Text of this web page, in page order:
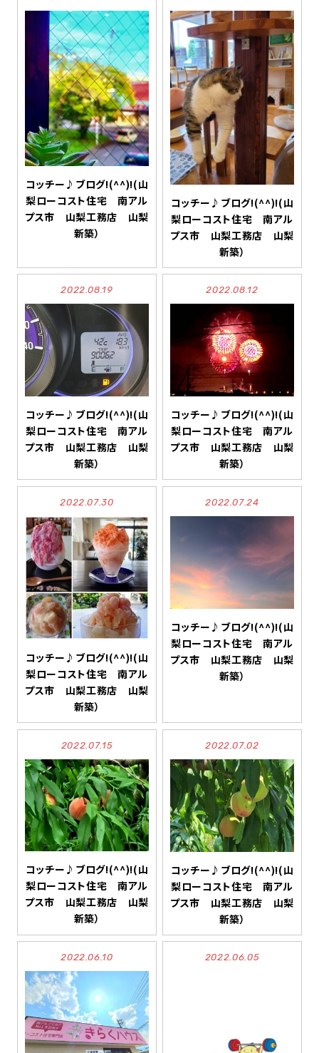
コッチー♪ブログ!(^^)!(山
梨ローコスト住宅 南アル
プス市 山梨工務店 山梨
新築）
コッチー♪ブログ!(^^)!(山
梨ローコスト住宅 南アル
プス市 山梨工務店 山梨
新築）
2022.08.19
コッチー♪ブログ!(^^)!(山
梨ローコスト住宅 南アル
プス市 山梨工務店 山梨
新築）
2022.08.12
コッチー♪ブログ!(^^)!(山
梨ローコスト住宅 南アル
プス市 山梨工務店 山梨
新築）
2022.07.30
コッチー♪ブログ!(^^)!(山
梨ローコスト住宅 南アル
プス市 山梨工務店 山梨
新築）
2022.07.24
コッチー♪ブログ!(^^)!(山
梨ローコスト住宅 南アル
プス市 山梨工務店 山梨
新築）
2022.07.15
コッチー♪ブログ!(^^)!(山
梨ローコスト住宅 南アル
プス市 山梨工務店 山梨
新築）
2022.07.02
コッチー♪ブログ!(^^)!(山
梨ローコスト住宅 南アル
プス市 山梨工務店 山梨
新築）
2022.06.10 2022.06.05